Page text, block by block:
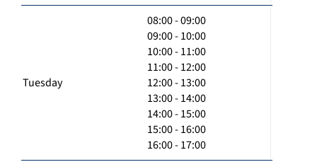
Tuesday
08:00 - 09:00
09:00 - 10:00
10:00 - 11:00
11:00 - 12:00
12:00 - 13:00
13:00 - 14:00
14:00 - 15:00
15:00 - 16:00
16:00 - 17:00